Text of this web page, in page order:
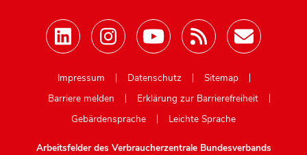
Impressum
Datenschutz
Sitemap
Barriere melden
Erklärung zur Barrierefreiheit
Gebärdensprache
Leichte Sprache
Arbeitsfelder des Verbraucherzentrale Bundesverbands